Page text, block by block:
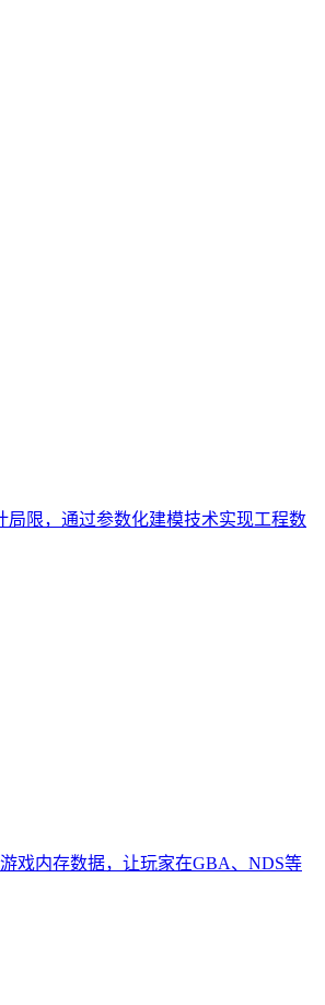
限，通过参数化建模技术实现工程数
戏内存数据，让玩家在GBA、NDS等